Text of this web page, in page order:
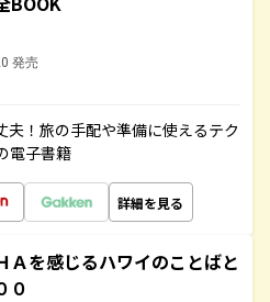
発売
！旅の手配や準備に使えるテク
電子書籍
詳細を見る
Ａを感じるハワイのことばと
０